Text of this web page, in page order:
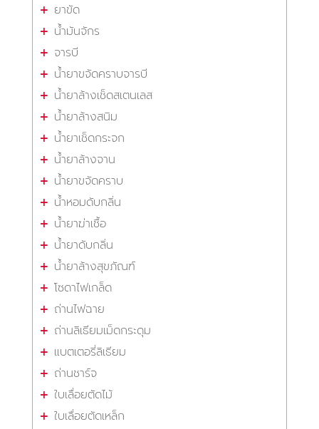
ยาขัด
น้ำมันจักร
จารบี
น้ำยาขจัดคราบจารบี
น้ำยาล้างเช็ดสเตนเลส
น้ำยาล้างสนิม
น้ำยาเช็ดกระจก
น้ำยาล้างจาน
น้ำยาขจัดคราบ
น้ำหอมดับกลิ่น
น้ำยาฆ่าเชื้อ
น้ำยาดับกลิ่น
น้ำยาล้างสุขภัณฑ์
โซดาไฟเกล็ด
ถ่านไฟฉาย
ถ่านลิเธียมเม็ดกระดุม
แบตเตอรี่ลิเธียม
ถ่านชาร์จ
ใบเลื่อยตัดไม้
ใบเลื่อยตัดเหล็ก